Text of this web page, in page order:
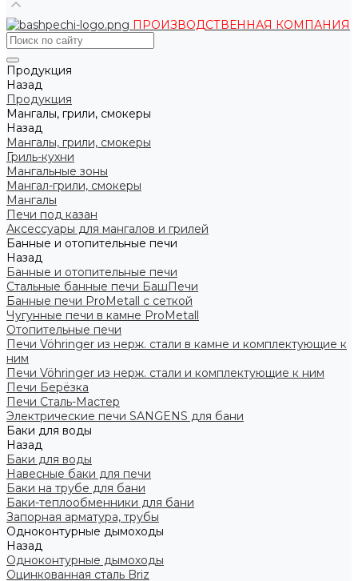
ПРОИЗВОДСТВЕННАЯ КОМПАНИЯ
Продукция
Назад
Продукция
Мангалы, грили, смокеры
Назад
Мангалы, грили, смокеры
Гриль-кухни
Мангальные зоны
Мангал-грили, смокеры
Мангалы
Печи под казан
Аксессуары для мангалов и грилей
Банные и отопительные печи
Назад
Банные и отопительные печи
Стальные банные печи БашПечи
Банные печи ProMetall с сеткой
Чугунные печи в камне ProMetall
Отопительные печи
Печи Vöhringer из нерж. стали в камне и комплектующие к
ним
Печи Vöhringer из нерж. стали и комплектующие к ним
Печи Берёзка
Печи Сталь-Мастер
Электрические печи SANGENS для бани
Баки для воды
Назад
Баки для воды
Навесные баки для печи
Баки на трубе для бани
Баки-теплообменники для бани
Запорная арматура, трубы
Одноконтурные дымоходы
Назад
Одноконтурные дымоходы
Оцинкованная сталь Briz